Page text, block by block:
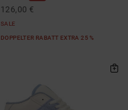
126,00 €
SALE
DOPPELTER RABATT EXTRA 25 %